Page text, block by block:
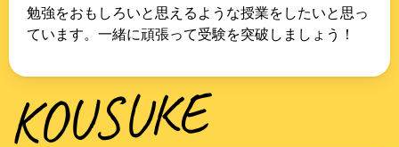
勉強をおもしろいと思えるような授業をしたいと思っ
ています。一緒に頑張って受験を突破しましょう！
KOUSUKE